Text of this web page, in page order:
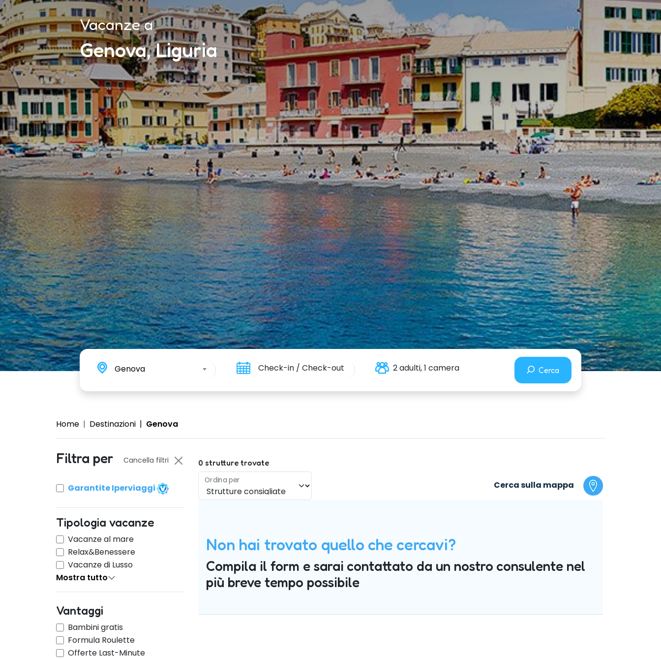
Vacanze a
Genova, Liguria
Genova Check-in / Check-out 2 adulti, 1 camera Cerca
Home Destinazioni Genova
Filtra per Cancella filtri
Garantite Iperviaggi
Tipologia vacanze
Vacanze al mare
Relax&Benessere
Vacanze di Lusso
Mostra tutto
Vantaggi
Bambini gratis
Formula Roulette
Offerte Last-Minute
0 strutture trovate
Ordina per Cerca sulla mappa
Non hai trovato quello che cercavi?
Compila il form e sarai contattato da un nostro consulente nel
più breve tempo possibile